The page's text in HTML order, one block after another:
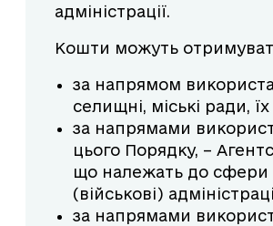
адміністрації.
Кошти можуть
за напрямом
селищні, міські ради,
за напрямами
цього Порядку, –
що належать до сфери
(військові)
за напрямами